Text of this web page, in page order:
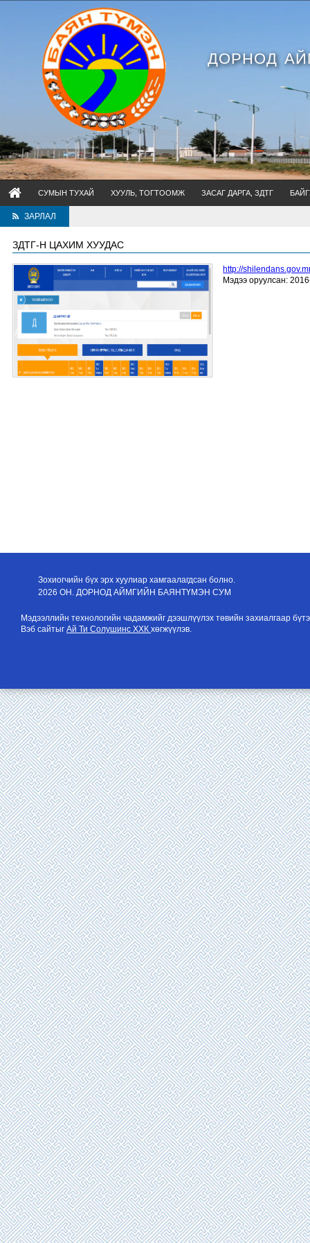
ДОРНОД
СУМЫН ТУХАЙ ХУУЛЬ, ТОГТООМЖ ЗАСАГ ДАРГА, ЗДТГ
ЗАРЛАЛ
ЗДТГ-Н ЦАХИМ ХУУДАС
http://
Мэдээ оруулсан:
Зохиогчийн бүх эрх хуулиар хамгаалагдсан болно.
2026 ОН. ДОРНОД АЙМГИЙН БАЯНТҮМЭН СУМ
Мэдээллийн технологийн чадамжийг дээшлүүлэх төвийн захиалгаар
Вэб сайтыг Ай Ти Солушинс ХХК хөгжүүлэв.